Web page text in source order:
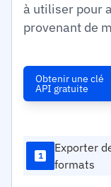
à utiliser pour
provenant de
Obtenir une clé
API gratuite
1
Exporter
formats